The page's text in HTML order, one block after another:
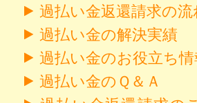
過払い金返還請求の流
過払い金の解決実績
過払い金のお役立ち情
過払い金のＱ＆Ａ